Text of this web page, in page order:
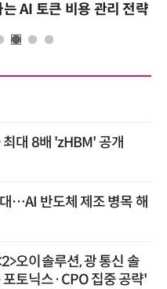
AI 토큰 비용 관리 전략
대 8배 'zHBM' 공개
…AI 반도체 제조 병목 해
오이솔루션, 광 통신 솔
토닉스·CPO 집중 공략'